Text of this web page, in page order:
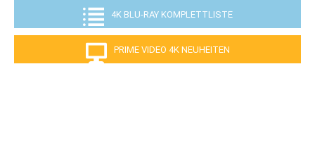
4K BLU-RAY KOMPLETTLISTE
PRIME VIDEO 4K NEUHEITEN